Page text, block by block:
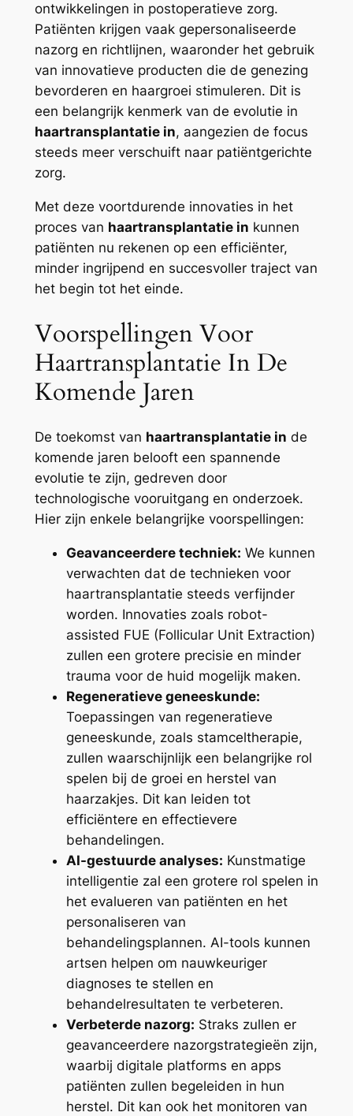
ontwikkelingen in postoperatieve zorg.
Patiënten krijgen vaak gepersonaliseerde
nazorg en richtlijnen, waaronder het gebruik
van innovatieve producten die de genezing
bevorderen en haargroei stimuleren. Dit is
een belangrijk kenmerk van de evolutie in
haartransplantatie in, aangezien de focus
steeds meer verschuift naar patiëntgerichte
zorg.
Met deze voortdurende innovaties in het
proces van haartransplantatie in kunnen
patiënten nu rekenen op een efficiënter,
minder ingrijpend en succesvoller traject van
het begin tot het einde.
Voorspellingen Voor
Haartransplantatie In De
Komende Jaren
De toekomst van haartransplantatie in de
komende jaren belooft een spannende
evolutie te zijn, gedreven door
technologische vooruitgang en onderzoek.
Hier zijn enkele belangrijke voorspellingen:
Geavanceerdere techniek: We kunnen
verwachten dat de technieken voor
haartransplantatie steeds verfijnder
worden. Innovaties zoals robot-
assisted FUE (Follicular Unit Extraction)
zullen een grotere precisie en minder
trauma voor de huid mogelijk maken.
Regeneratieve geneeskunde:
Toepassingen van regeneratieve
geneeskunde, zoals stamceltherapie,
zullen waarschijnlijk een belangrijke rol
spelen bij de groei en herstel van
haarzakjes. Dit kan leiden tot
efficiëntere en effectievere
behandelingen.
AI-gestuurde analyses: Kunstmatige
intelligentie zal een grotere rol spelen in
het evalueren van patiënten en het
personaliseren van
behandelingsplannen. AI-tools kunnen
artsen helpen om nauwkeuriger
diagnoses te stellen en
behandelresultaten te verbeteren.
Verbeterde nazorg: Straks zullen er
geavanceerdere nazorgstrategieën zijn,
waarbij digitale platforms en apps
patiënten zullen begeleiden in hun
herstel. Dit kan ook het monitoren van